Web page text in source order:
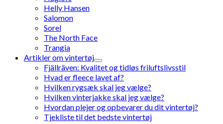
Helly Hansen
Salomon
Sorel
The North Face
Trangia
Artikler om vintertøj
Fjällräven: Kvalitet og tidløs friluftslivsstil
Hvad er fleece lavet af?
Hvilken rygsæk skal jeg vælge?
Hvilken vinterjakke skal jeg vælge?
Hvordan plejer og opbevarer du dit vintertøj?
Tjekliste til det bedste vintertøj